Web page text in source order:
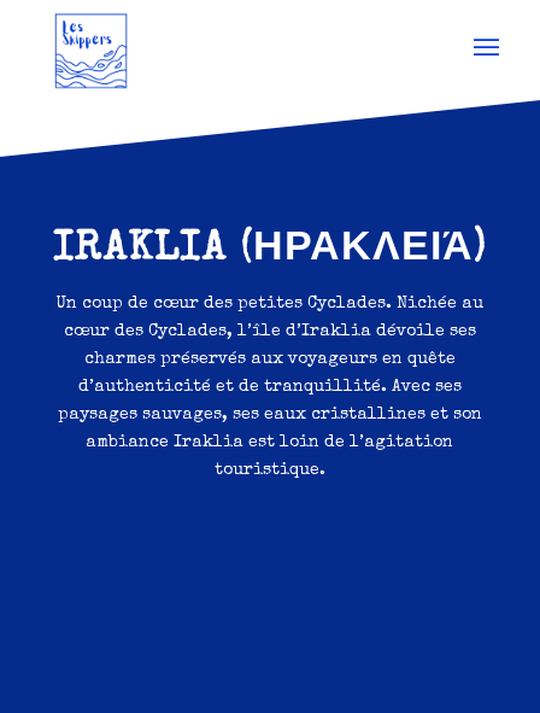
IRAKLIA (ΗΡΑΚΛΕΙΆ)
Un coup de cœur des petites Cyclades. Nichée au
cœur des Cyclades, l’île d’Iraklia dévoile ses
charmes préservés aux voyageurs en quête
d’authenticité et de tranquillité. Avec ses
paysages sauvages, ses eaux cristallines et son
ambiance Iraklia est loin de l’agitation
touristique.